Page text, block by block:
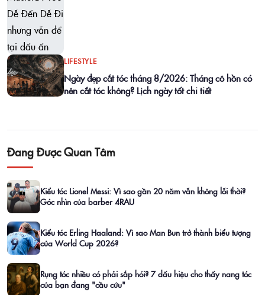
LIFESTYLE
Ngày đẹp cắt tóc tháng 8/2026: Tháng cô hồn có
nên cắt tóc không? Lịch ngày tốt chi tiết
Đang Được Quan Tâm
Kiểu tóc Lionel Messi: Vì sao gần 20 năm vẫn không lỗi thời?
Góc nhìn của barber 4RAU
Kiểu tóc Erling Haaland: Vì sao Man Bun trở thành biểu tượng
của World Cup 2026?
Rụng tóc nhiều có phải sắp hói? 7 dấu hiệu cho thấy nang tóc
của bạn đang "cầu cứu"